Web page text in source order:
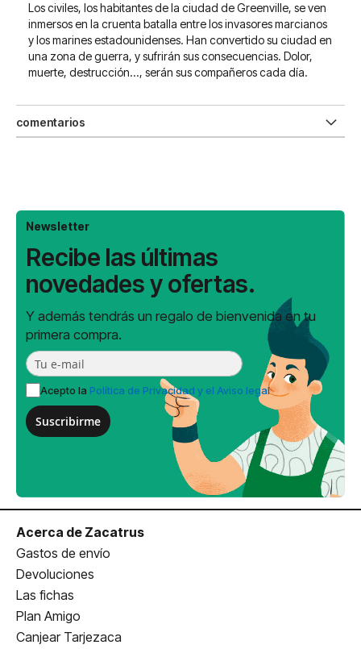
Los civiles, los habitantes de la ciudad de Greenville, se ven
inmersos en la cruenta batalla entre los invasores marcianos
y los marines estadounidenses. Han convertido su ciudad en
una zona de guerra, y sufrirán sus consecuencias. Dolor,
muerte, destrucción..., serán sus compañeros cada día.
comentarios
Newsletter
Recibe las últimas
novedades y ofertas.
Y además tendrás un regalo de bienvenida en tu
primera compra.
Acepto la Política de Privacidad y el Aviso legal
Suscribirme
Acerca de Zacatrus
Gastos de envío
Devoluciones
Las fichas
Plan Amigo
Canjear Tarjezaca